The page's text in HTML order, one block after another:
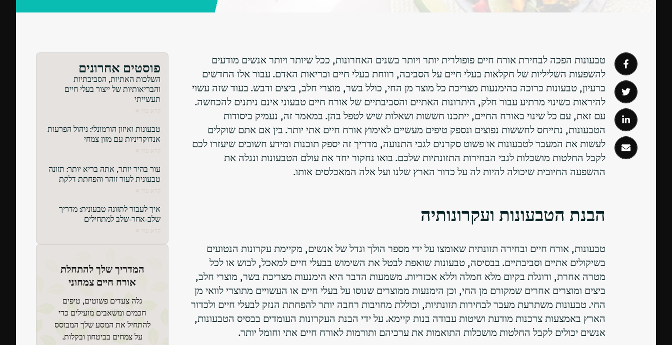
טבעונות הפכה לבחירת אורח חיים פופולרית יותר ויותר בשנים האחרונות, ככל שיותר ויותר אנשים מודעים
להשפעות השליליות של חקלאות בעלי חיים על הסביבה, רווחת בעלי חיים ובריאות האדם. עבור אלו החדשים
ברעיון, טבעונות כרוכה בהימנעות מצריכת כל מוצר מן החי, כולל בשר, מוצרי חלב, ביצים ודבש. בעוד שזה עשוי
להיראות כשינוי מרתיע עבור חלק, היתרונות האתיים והסביבתיים של אורח חיים טבעוני אינם ניתנים להכחשה.
עם זאת, עם כל שינוי באורח החיים, ייתכנו חששות ושאלות שיש לטפל בהן. במאמר זה, נעמיק ביסודות
הטבעונות, נתייחס לחששות נפוצים ונספק טיפים מעשיים לאימוץ אורח חיים אתי יותר. בין אם אתם שוקלים
לעשות את המעבר לטבעונות או פשוט סקרנים לגבי התנועה, מדריך זה יספק תובנות ומידע חשובים שיעזרו לכם
לקבל החלטות מושכלות לגבי הבחירות התזונתיות שלכם. בואו נחקור יחד את עולם הטבעונות ונגלה את
ההשפעה החיובית שיכולה להיות לה על כדור הארץ שלנו ועל אלה המאכלסים אותו.
הבנת הטבעונות ועקרונותיה
טבעונות, אורח חיים ובחירה תזונתית שאומצו על ידי מספר הולך וגדל של אנשים, מקיימת עקרונות הנטועים
בשיקולים אתיים וסביבתיים. בבסיסה, טבעונות שואפת לבטל את השימוש בבעלי חיים למאכל, לבוש או לכל
מטרה אחרת, ודוגלת בקיום מלא חמלה וללא אכזריות. משמעות הדבר היא הימנעות מצריכת בשר, מוצרי חלב,
ביצים ומוצרים אחרים שמקורם מן החי, וכן הימנעות ממוצרים שנוסו על בעלי חיים או העשויים מתוצרי לוואי מן
החי. טבעונות משתרעת מעבר לבחירות תזונתיות, וכוללת מחויבות רחבה יותר להפחתת הנזק לבעלי חיים ולכדור
הארץ באמצעות צרכנות מודעת ושיטות עבודה בנות קיימא. על ידי הבנת העקרונות העומדים בבסיס הטבעונות,
אנשים יכולים לקבל החלטות מושכלות התואמות את ערכיהם ותורמות לאורח חיים אתי וחומל יותר.
פוסטים אחרונים
השלכות האתיות, הסביבתיות
והבריאותיות של ייצור בעלי חיים
תעשייתי
טבעונות ואיזון הורמונלי: ניהול הפרעות
אנדוקריניות עם מזון צמחי
עור בהיר יותר, אתה בריא יותר: תזונה
טבעונית לעור זוהר והפחתת דלקת
איך לעבור לתזונה טבעונית: מדריך
שלב‑אחר‑שלב למתחילים
המדריך שלך להתחלת
אורח חיים צמחוני
גלה צעדים פשוטים, טיפים
חכמים ומשאבים מועילים כדי
להתחיל את המסע שלך המבוסס
על צמחים בביטחון ובקלות.